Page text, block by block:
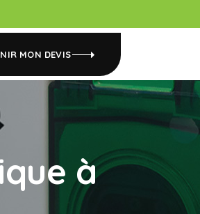
MON DEVIS
à